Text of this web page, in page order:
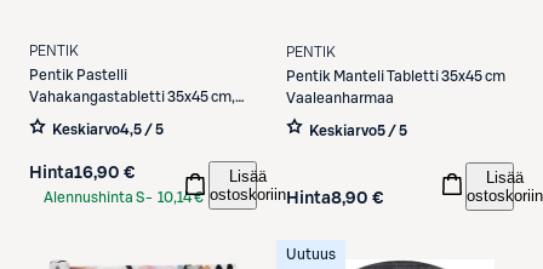
PENTIK
Pentik Pastelli
Vahakangastabletti 35x45 cm,
vaaleanpunainen
Keskiarvo4,5 / 5
Hinta16,90 €
Alennushinta S- 10,14 €
Lisää
ostoskoriin
PENTIK
Pentik Manteli Tabletti 35x45 cm
Vaaleanharmaa
Keskiarvo5 / 5
Hinta8,90 €
Lisää
ostoskoriin
Uutuus